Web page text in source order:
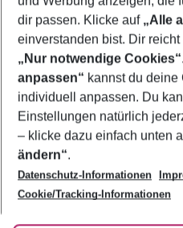
Footer
Footer navigation
Über uns
AGB
Bestpreisgarantie
Cookie-Einstellungen ändern
Cookie-Richtlinie
Agenturbetreuung
Barrierefreies Reisen
Folge uns
dir passen. Klicke auf „Alle
einverstanden bist. Dir
„Nur notwendige Cookies“
anpassen“ kannst du
individuell anpassen. Du
Einstellungen natürlich
– klicke dazu einfach unten
ändern“.
Datenschutz-Informationen
Cookie/Tracking-Informationen